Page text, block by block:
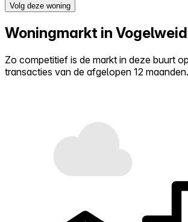
Volg deze woning
Woningmarkt in
Zo competitief is de markt in deze buurt
transacties van de afgelopen 12 maanden.